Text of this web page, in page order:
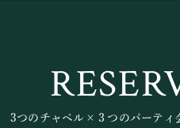
3つのチャペル×３つのパーティ